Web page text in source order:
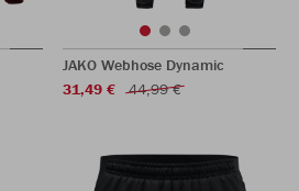
JAKO Webhose Dynamic
31,49 €
44,99 €